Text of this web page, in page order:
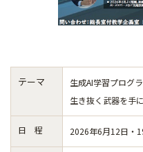
テーマ 生成AI学習プログ
生き抜く武器を手
日 程 2026年6月12日・